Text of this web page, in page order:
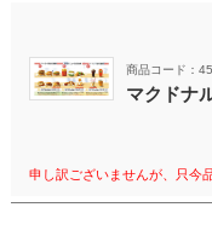
商品コード：
マクドナ
申し訳ございませんが、只今